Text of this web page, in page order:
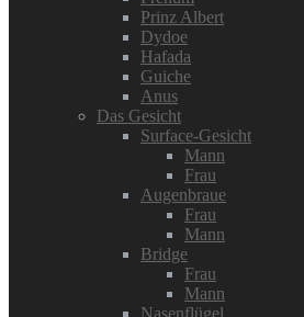
Prinz Albert
Dydoe
Hafada
Guiche
Anus
Das Gesicht
Surface-Gesicht
Mann
Frau
Augenbraue
Frau
Mann
Bridge
Frau
Mann
Nasenflügel